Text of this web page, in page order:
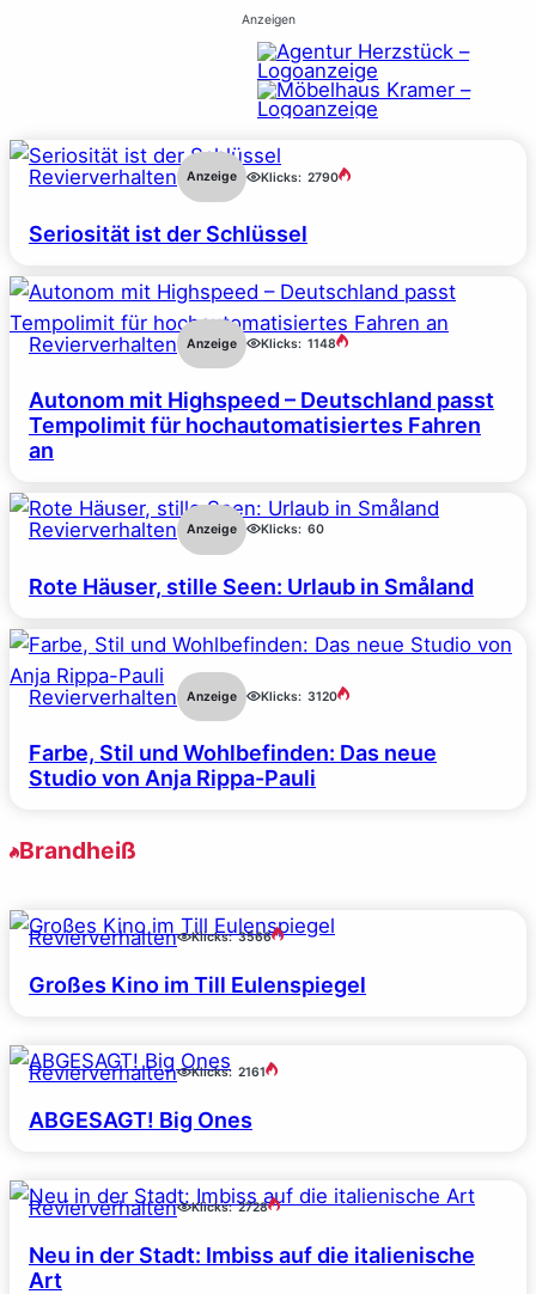
Anzeigen
Revierverhalten Anzeige Klicks: 2790
Seriosität ist der Schlüssel
Revierverhalten Anzeige Klicks: 1148
Autonom mit Highspeed – Deutschland passt
Tempolimit für hochautomatisiertes Fahren
an
Revierverhalten Anzeige Klicks: 60
Rote Häuser, stille Seen: Urlaub in Småland
Revierverhalten Anzeige Klicks: 3120
Farbe, Stil und Wohlbefinden: Das neue
Studio von Anja Rippa-Pauli
Brandheiß
Revierverhalten Klicks: 3566
Großes Kino im Till Eulenspiegel
Revierverhalten Klicks: 2161
ABGESAGT! Big Ones
Revierverhalten Klicks: 2728
Neu in der Stadt: Imbiss auf die italienische
Art